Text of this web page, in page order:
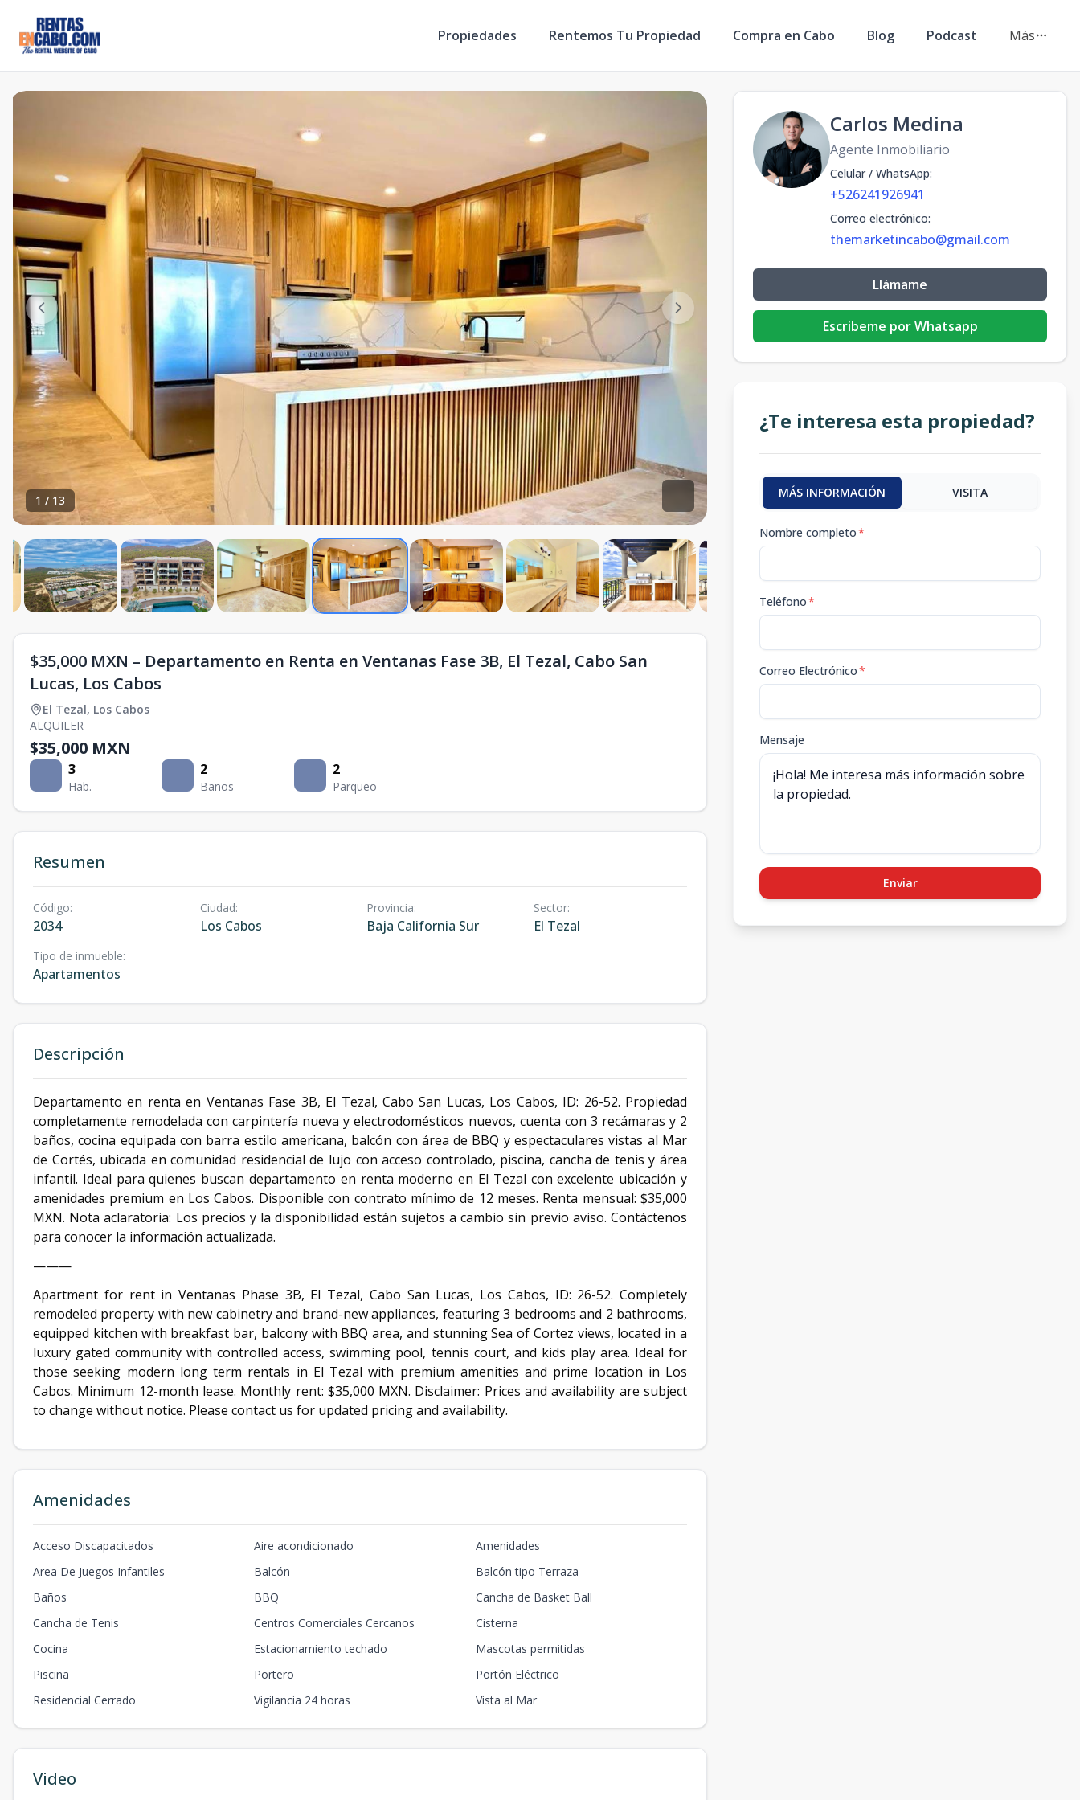
Propiedades Rentemos Tu Propiedad Compra en Cabo Blog Podcast Más
1 / 13
$35,000 MXN – Departamento en Renta en Ventanas Fase 3B, El Tezal, Cabo San
Lucas, Los Cabos
El Tezal, Los Cabos
ALQUILER
$35,000 MXN
3
Hab.
2
Baños
2
Parqueo
Resumen
Código:
2034
Ciudad:
Los Cabos
Provincia:
Baja California Sur
Sector:
El Tezal
Tipo de inmueble:
Apartamentos
Descripción
Departamento en renta en Ventanas Fase 3B, El Tezal, Cabo San Lucas, Los Cabos, ID: 26-52. Propiedad
completamente remodelada con carpintería nueva y electrodomésticos nuevos, cuenta con 3 recámaras y 2
baños, cocina equipada con barra estilo americana, balcón con área de BBQ y espectaculares vistas al Mar
de Cortés, ubicada en comunidad residencial de lujo con acceso controlado, piscina, cancha de tenis y área
infantil. Ideal para quienes buscan departamento en renta moderno en El Tezal con excelente ubicación y
amenidades premium en Los Cabos. Disponible con contrato mínimo de 12 meses. Renta mensual: $35,000
MXN. Nota aclaratoria: Los precios y la disponibilidad están sujetos a cambio sin previo aviso. Contáctenos
para conocer la información actualizada.
———
Apartment for rent in Ventanas Phase 3B, El Tezal, Cabo San Lucas, Los Cabos, ID: 26-52. Completely
remodeled property with new cabinetry and brand-new appliances, featuring 3 bedrooms and 2 bathrooms,
equipped kitchen with breakfast bar, balcony with BBQ area, and stunning Sea of Cortez views, located in a
luxury gated community with controlled access, swimming pool, tennis court, and kids play area. Ideal for
those seeking modern long term rentals in El Tezal with premium amenities and prime location in Los
Cabos. Minimum 12-month lease. Monthly rent: $35,000 MXN. Disclaimer: Prices and availability are subject
to change without notice. Please contact us for updated pricing and availability.
Amenidades
Acceso Discapacitados Aire acondicionado
Amenidades
Area De Juegos Infantiles
Balcón
Balcón tipo Terraza
Baños
BBQ
Cancha de Basket Ball
Cancha de Tenis
Centros Comerciales Cercanos
Cisterna
Cocina
Estacionamiento techado
Mascotas permitidas
Piscina
Portero
Portón Eléctrico
Residencial Cerrado
Vigilancia 24 horas Vista al Mar
Video
Carlos Medina
Agente Inmobiliario
Celular / WhatsApp:
+526241926941
Correo electrónico:
themarketincabo@gmail.com
Llámame
Escribeme por Whatsapp
¿Te interesa esta propiedad?
MÁS INFORMACIÓN VISITA
Nombre completo*
Teléfono*
Correo Electrónico*
Mensaje
Enviar